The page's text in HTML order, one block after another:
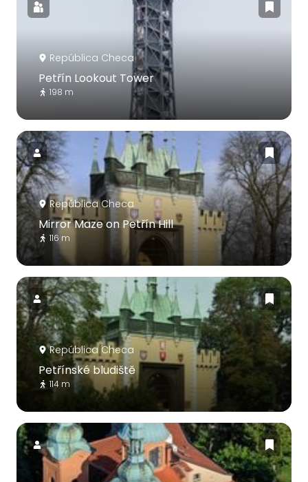
República Checa
Petřín Lookout Tower
198 m
República Checa
Mirror Maze on Petřín Hill
116 m
República Checa
Petřínské bludiště
114 m